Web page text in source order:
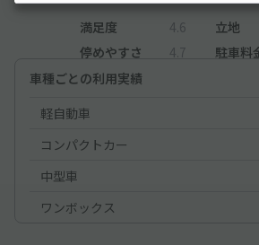
満足度 4.6 立地
停めやすさ
4.7 駐車料
車種ごとの利用実績
軽自動車
コンパクトカー
中型車
ワンボックス